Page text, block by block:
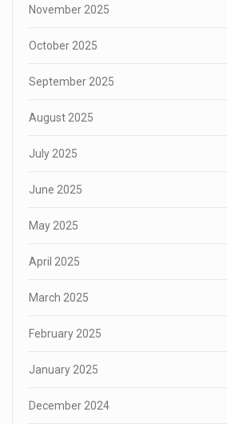
November 2025
October 2025
September 2025
August 2025
July 2025
June 2025
May 2025
April 2025
March 2025
February 2025
January 2025
December 2024